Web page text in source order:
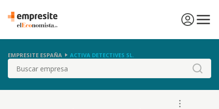
EMPRESITE ESPAÑA ACTIVA DETECTIVES SL.
Buscar